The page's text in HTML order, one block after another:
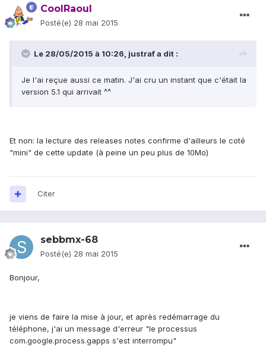
CoolRaoul
Posté(e) 28 mai 2015
Le 28/05/2015 à 10:26, justraf a dit :
Je l'ai reçue aussi ce matin. J'ai cru un instant que c'était la
version 5.1 qui arrivait ^^
Et non: la lecture des releases notes confirme d'ailleurs le coté
"mini" de cette update (à peine un peu plus de 10Mo)
Citer
sebbmx-68
Posté(e) 28 mai 2015
Bonjour,
je viens de faire la mise à jour, et après redémarrage du
téléphone, j'ai un message d'erreur "le processus
com.google.process.gapps s'est interrompu"